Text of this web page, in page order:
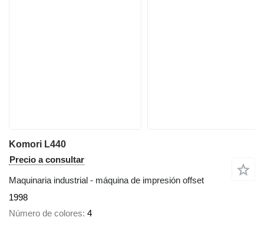
Komori L440
Precio a consultar
Maquinaria industrial - máquina de impresión offset
1998
Número de colores 4